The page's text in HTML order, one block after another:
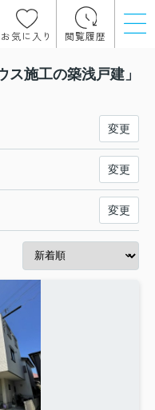
お気に入り 閲覧履歴
ス施工の築浅戸建」
変更
変更
変更